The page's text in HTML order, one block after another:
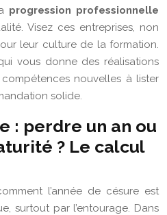
progression professionnelle
Visez ces entreprises, non
leur culture de la formation.
vous donne des réalisations
nouvelles à lister
solide.
: perdre un an ou
? Le calcul
l’année de césure est
surtout par l’entourage. Dans